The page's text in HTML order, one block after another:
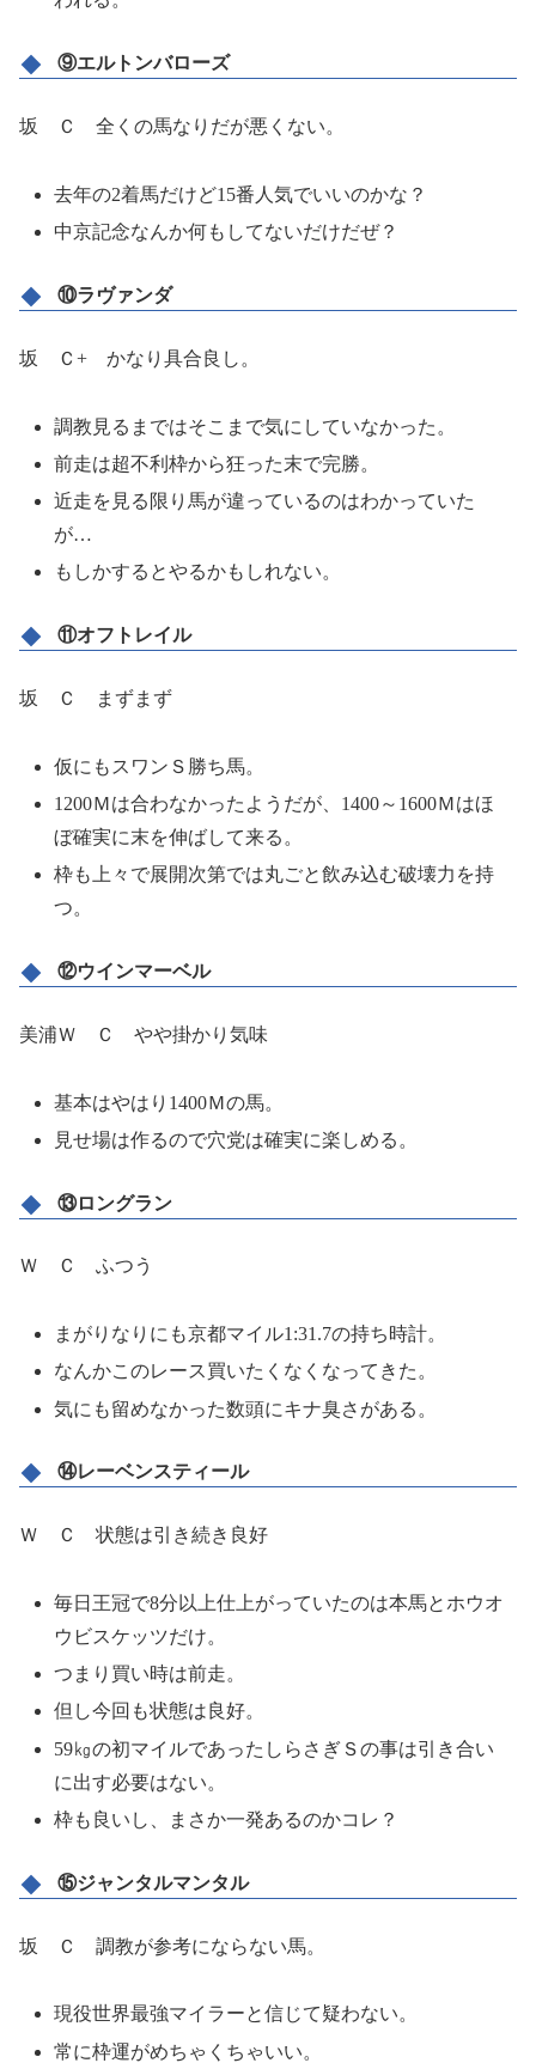
⑨エルトンバローズ
坂 Ｃ 全くの馬なりだが悪くない。
去年の2着馬だけど15番人気でいいのかな？
中京記念なんか何もしてないだけだぜ？
⑩ラヴァンダ
坂 Ｃ+ かなり具合良し。
調教見るまではそこまで気にしていなかった。
前走は超不利枠から狂った末で完勝。
近走を見る限り馬が違っているのはわかっていた
が…
もしかするとやるかもしれない。
⑪オフトレイル
坂 Ｃ まずまず
仮にもスワンＳ勝ち馬。
1200Ｍは合わなかったようだが、1400～1600Ｍはほ
ぼ確実に末を伸ばして来る。
枠も上々で展開次第では丸ごと飲み込む破壊力を持
つ。
⑫ウインマーベル
美浦Ｗ Ｃ やや掛かり気味
基本はやはり1400Ｍの馬。
見せ場は作るので穴党は確実に楽しめる。
⑬ロングラン
Ｗ Ｃ ふつう
まがりなりにも京都マイル1:31.7の持ち時計。
なんかこのレース買いたくなくなってきた。
気にも留めなかった数頭にキナ臭さがある。
⑭レーベンスティール
Ｗ Ｃ 状態は引き続き良好
毎日王冠で8分以上仕上がっていたのは本馬とホウオ
ウビスケッツだけ。
つまり買い時は前走。
但し今回も状態は良好。
59㎏の初マイルであったしらさぎＳの事は引き合い
に出す必要はない。
枠も良いし、まさか一発あるのかコレ？
⑮ジャンタルマンタル
坂 Ｃ 調教が参考にならない馬。
現役世界最強マイラーと信じて疑わない。
常に枠運がめちゃくちゃいい。